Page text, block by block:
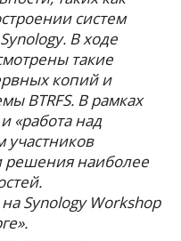
систем
В ходе
такие
копий и
BTRFS. В рамках
«работа над
решения наиболее
Synology Workshop